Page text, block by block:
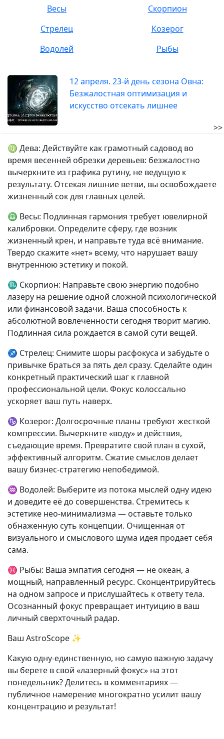
Весы
Скорпион
Стрелец
Козерог
Водолей
Рыбы
12 апреля. 23-й день сезона Овна:
Безжалостная оптимизация и
искусство отсекать лишнее
>>
♍ Дева: Действуйте как грамотный садовод во
время весенней обрезки деревьев: безжалостно
вычеркните из графика рутину, не ведущую к
результату. Отсекая лишние ветви, вы освобождаете
жизненный сок для главных целей.
♎ Весы: Подлинная гармония требует ювелирной
калибровки. Определите сферу, где возник
жизненный крен, и направьте туда всё внимание.
Твердо скажите «нет» всему, что нарушает вашу
внутреннюю эстетику и покой.
♏ Скорпион: Направьте свою энергию подобно
лазеру на решение одной сложной психологической
или финансовой задачи. Ваша способность к
абсолютной вовлеченности сегодня творит магию.
Подлинная сила рождается в самой сути вещей.
♐ Стрелец: Снимите шоры расфокуса и забудьте о
привычке браться за пять дел сразу. Сделайте один
конкретный практический шаг к главной
профессиональной цели. Фокус колоссально
ускоряет ваш путь наверх.
♑ Козерог: Долгосрочные планы требуют жесткой
компрессии. Вычеркните «воду» и действия,
съедающие время. Превратите свой план в сухой,
эффективный алгоритм. Сжатие смыслов делает
вашу бизнес-стратегию непобедимой.
♒ Водолей: Выберите из потока мыслей одну идею
и доведите её до совершенства. Стремитесь к
эстетике нео-минимализма — оставьте только
обнаженную суть концепции. Очищенная от
визуального и смыслового шума идея продает себя
сама.
♓ Рыбы: Ваша эмпатия сегодня — не океан, а
мощный, направленный ресурс. Сконцентрируйтесь
на одном запросе и прислушайтесь к ответу тела.
Осознанный фокус превращает интуицию в ваш
личный сверхточный радар.
Ваш AstroScope ✨
Какую одну-единственную, но самую важную задачу
вы берете в свой «лазерный фокус» на этот
понедельник? Делитесь в комментариях —
публичное намерение многократно усилит вашу
концентрацию и результат!